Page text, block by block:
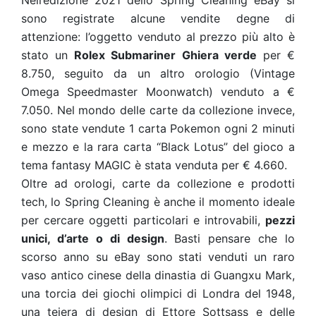
sono registrate alcune vendite degne di
attenzione: l’oggetto venduto al prezzo più alto è
stato un Rolex Submariner Ghiera verde per €
8.750, seguito da un altro orologio (Vintage
Omega Speedmaster Moonwatch) venduto a €
7.050. Nel mondo delle carte da collezione invece,
sono state vendute 1 carta Pokemon ogni 2 minuti
e mezzo e la rara carta “Black Lotus” del gioco a
tema fantasy MAGIC è stata venduta per € 4.660.
Oltre ad orologi, carte da collezione e prodotti
tech, lo Spring Cleaning è anche il momento ideale
per cercare oggetti particolari e introvabili, pezzi
unici, d’arte o di design. Basti pensare che lo
scorso anno su eBay sono stati venduti un raro
vaso antico cinese della dinastia di Guangxu Mark,
una torcia dei giochi olimpici di Londra del 1948,
una teiera di design di Ettore Sottsass e delle